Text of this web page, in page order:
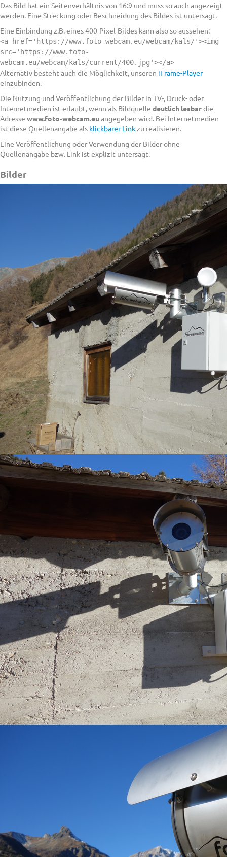
Das Bild hat ein Seitenverhältnis von 16:9 und muss so auch angezeigt
werden. Eine Streckung oder Beschneidung des Bildes ist untersagt.
Eine Einbindung z.B. eines 400-Pixel-Bildes kann also so aussehen:
<a href='https://www.foto-webcam.eu/webcam/kals/'><img
src='https://www.foto-
webcam.eu/webcam/kals/current/400.jpg'></a>
Alternativ besteht auch die Möglichkeit, unseren iFrame-Player
einzubinden.
Die Nutzung und Veröffentlichung der Bilder in TV-, Druck- oder
Internetmedien ist erlaubt, wenn als Bildquelle deutlich lesbardie
Adresse www.foto-webcam.euangegeben wird. Bei Internetmedien
ist diese Quellenangabe als klickbarer Linkzu realisieren.
Eine Veröffentlichung oder Verwendung der Bilder ohne
Quellenangabe bzw. Link ist explizit untersagt.
Bilder